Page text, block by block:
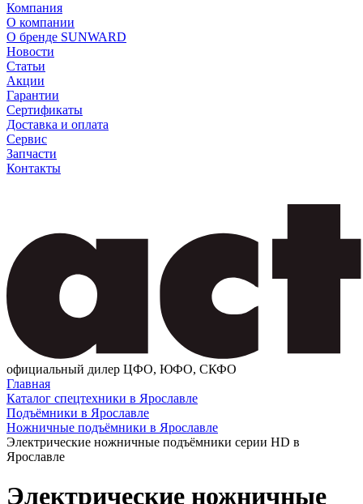
Компания
О компании
О бренде SUNWARD
Новости
Статьи
Акции
Гарантии
Сертификаты
Доставка и оплата
Сервис
Запчасти
Контакты
официальный дилер ЦФО, ЮФО, СКФО
Главная
Каталог спецтехники в Ярославле
Подъёмники в Ярославле
Ножничные подъёмники в Ярославле
Электрические ножничные подъёмники серии HD в
Ярославле
Электрические ножничные